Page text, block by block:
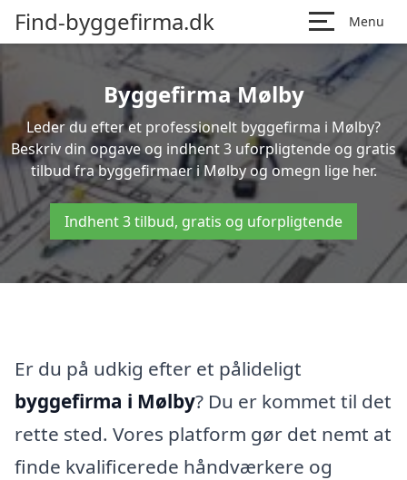
Find-byggefirma.dk Menu
Byggefirma Mølby
Leder du efter et professionelt byggefirma i Mølby?
Beskriv din opgave og indhent 3 uforpligtende og gratis
tilbud fra byggefirmaer i Mølby og omegn lige her.
Indhent 3 tilbud, gratis og uforpligtende
Er du på udkig efter et pålideligt
byggefirma i Mølby? Du er kommet til det
rette sted. Vores platform gør det nemt at
finde kvalificerede håndværkere og